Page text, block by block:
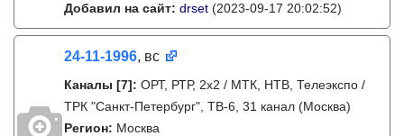
Добавил на сайт: drset (2023-09-17 20:02:52)
24-11-1996, вс
Каналы [7]: ОРТ, РТР, 2х2 / МТК, НТВ, Телеэкспо /
ТРК "Санкт-Петербург", ТВ-6, 31 канал (Москва)
Регион: Москва